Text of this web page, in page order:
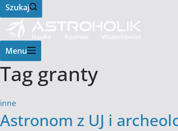
Szukaj
Menu
Tag granty
inne
Astronom z UJ i